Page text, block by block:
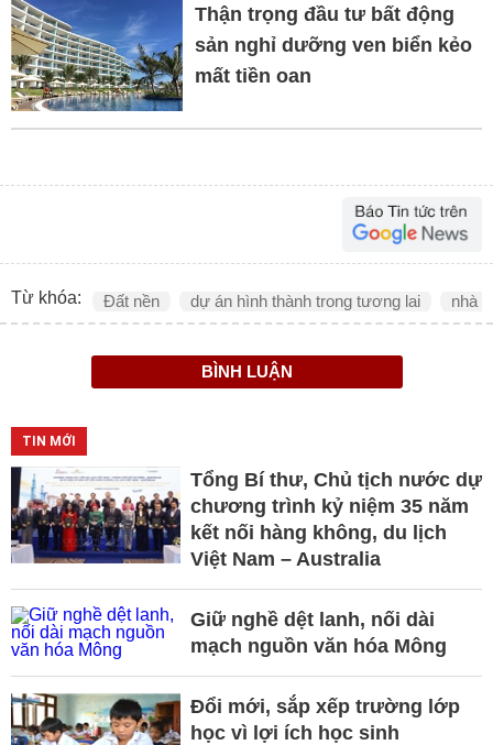
Thận trọng đầu tư bất động
sản nghỉ dưỡng ven biển kẻo
mất tiền oan
Từ khóa: Đất nền dự án hình thành trong tương lai nhà
BÌNH LUẬN
TIN MỚI
Tổng Bí thư, Chủ tịch nước dự
chương trình kỷ niệm 35 năm
kết nối hàng không, du lịch
Việt Nam – Australia
Giữ nghề dệt lanh, nối dài
mạch nguồn văn hóa Mông
Đổi mới, sắp xếp trường lớp
học vì lợi ích học sinh